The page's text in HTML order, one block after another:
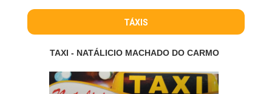
TÁXIS
TAXI - NATÁLICIO MACHADO DO CARMO